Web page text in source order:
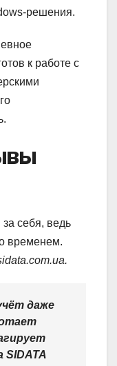
решения.
к работе с
себя, ведь
временем.
даже
SIDATA